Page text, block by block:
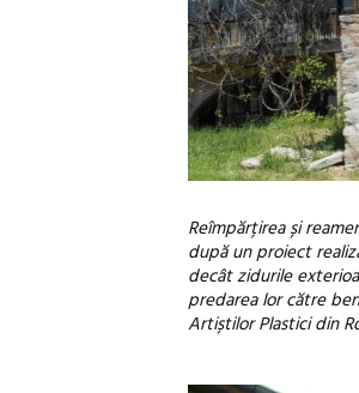
Reîmpărțirea și
după un proiect
decât zidurile
predarea lor către
Artiștilor Plastici din